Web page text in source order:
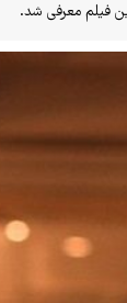
فیلم معرفی شد.